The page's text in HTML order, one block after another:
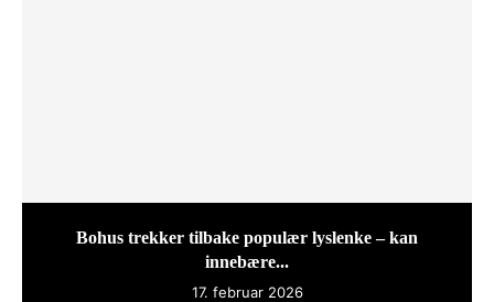
Bohus trekker tilbake populær lyslenke – kan
innebære...
17. februar 2026